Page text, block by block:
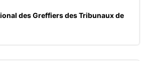
des Greffiers des Tribunaux de